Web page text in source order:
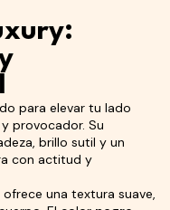
para elevar tu lado
provocador. Su
brillo sutil y un
con actitud y
ofrece una textura suave,